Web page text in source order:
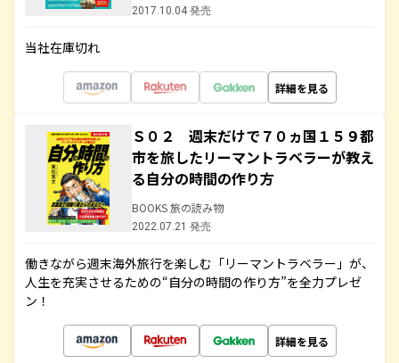
2017.10.04 発売
当社在庫切れ
詳細を見る
Ｓ０２ 週末だけで７０ヵ国１５９都
市を旅したリーマントラベラーが教え
る自分の時間の作り方
BOOKS 旅の読み物
2022.07.21 発売
働きながら週末海外旅行を楽しむ「リーマントラベラー」が、
人生を充実させるための“自分の時間の作り方”を全力プレゼ
ン！
詳細を見る